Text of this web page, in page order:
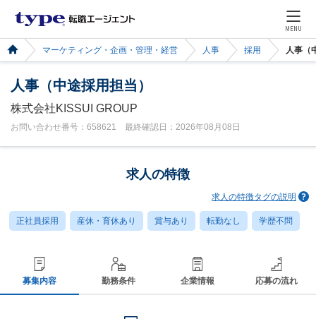
MENU
マーケティング・企画・管理・経営 人事 採用 人事（
人事（中途採用担当）
株式会社KISSUI GROUP
お問い合わせ番号：658621 最終確認日：2026年08月08日
求人の特徴
求人の特徴タグの説明
正社員採用 産休・育休あり 賞与あり 転勤なし 学歴不問
募集内容 勤務条件 企業情報 応募の流れ